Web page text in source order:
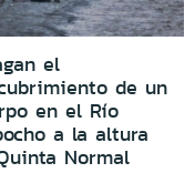
el
de un
en el Río
a la altura
Normal